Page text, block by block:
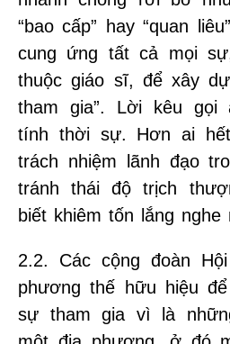
“bao cấp” hay “quan
cung ứng tất cả mọi
thuộc giáo sĩ, để xây
tham gia”. Lời kêu gọi
tính thời sự. Hơn ai
trách nhiệm lãnh đạo
tránh thái độ trịch
biết khiêm tốn lắng nghe
2.2. Các cộng đoàn
phương thế hữu hiệu
sự tham gia vì là